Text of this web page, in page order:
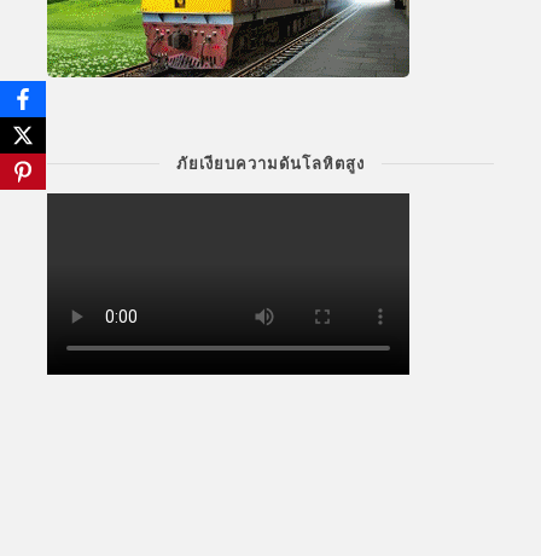
ภัยเงียบความดันโลหิตสูง